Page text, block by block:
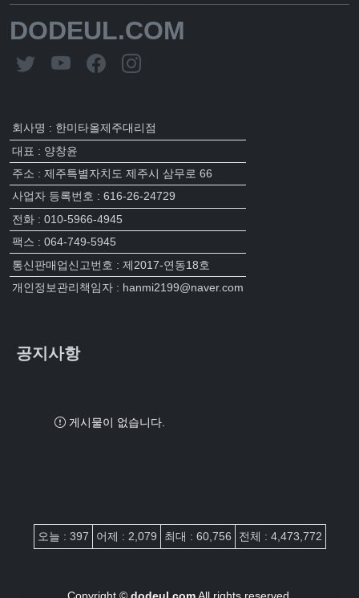
DODEUL.COM
회사명 : 한미타올제주대리점
대표 : 양창윤
주소 : 제주특별자치도 제주시 삼무로 66
사업자 등록번호 : 616-26-24729
전화 : 010-5966-4945
팩스 : 064-749-5945
통신판매업신고번호 : 제2017-연동18호
개인정보관리책임자 : hanmi2199@naver.com
공지사항
게시물이 없습니다.
접속자집계
오늘 : 397 어제 : 2,079 최대 : 60,756 전체 : 4,473,772